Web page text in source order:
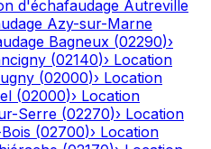
d'échafaudage Autreville
Azy-sur-Marne
Bagneux (02290)›
(02140)› Location
(02000)› Location
(02000)› Location
Serre (02270)› Location
(02700)› Location